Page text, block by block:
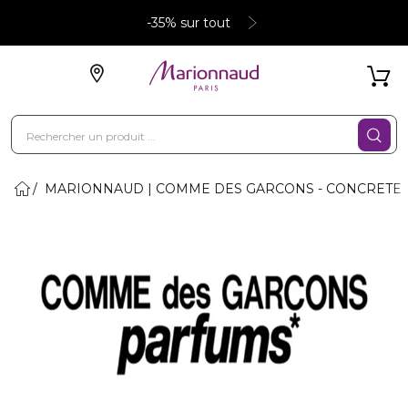
-35% sur tout
MARIONNAUD | COMME DES GARCONS - CONCRETE